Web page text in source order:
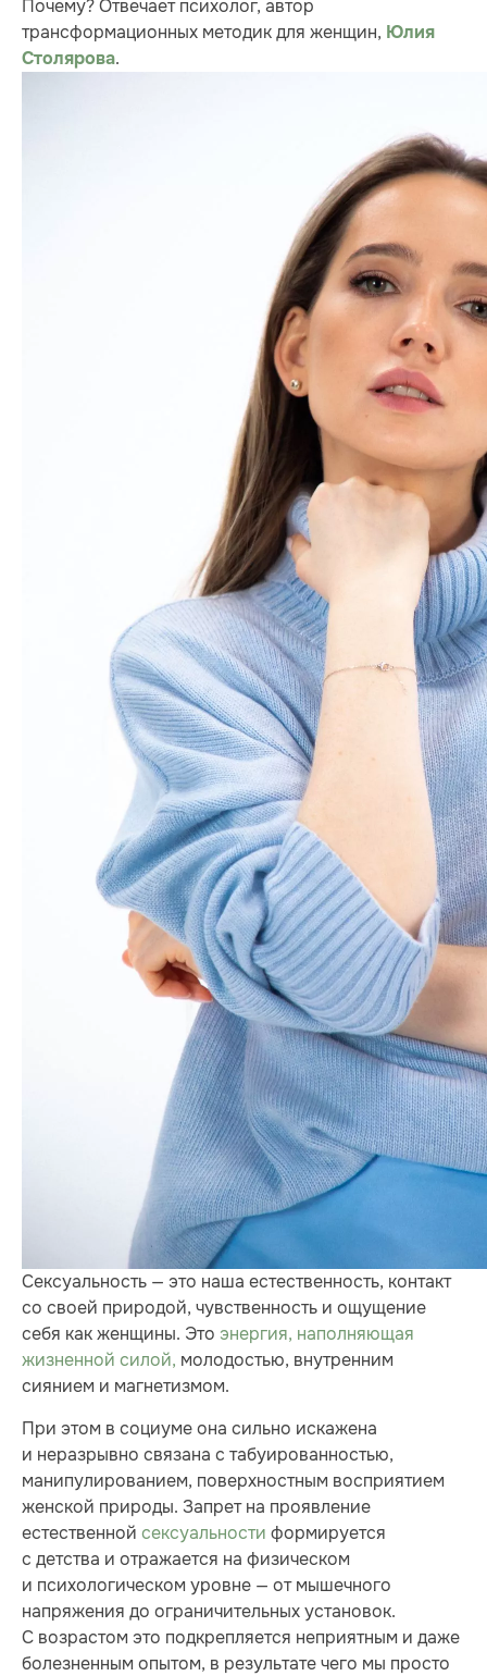
Почему? Отвечает психолог, автор
трансформационных методик для женщин, Юлия
Столярова.
Сексуальность — это наша естественность, контакт
со своей природой, чувственность и ощущение
себя как женщины. Это энергия, наполняющая
жизненной силой, молодостью, внутренним
сиянием и магнетизмом.
При этом в социуме она сильно искажена
и неразрывно связана с табуированностью,
манипулированием, поверхностным восприятием
женской природы. Запрет на проявление
естественной сексуальности формируется
с детства и отражается на физическом
и психологическом уровне — от мышечного
напряжения до ограничительных установок.
С возрастом это подкрепляется неприятным и даже
болезненным опытом, в результате чего мы просто